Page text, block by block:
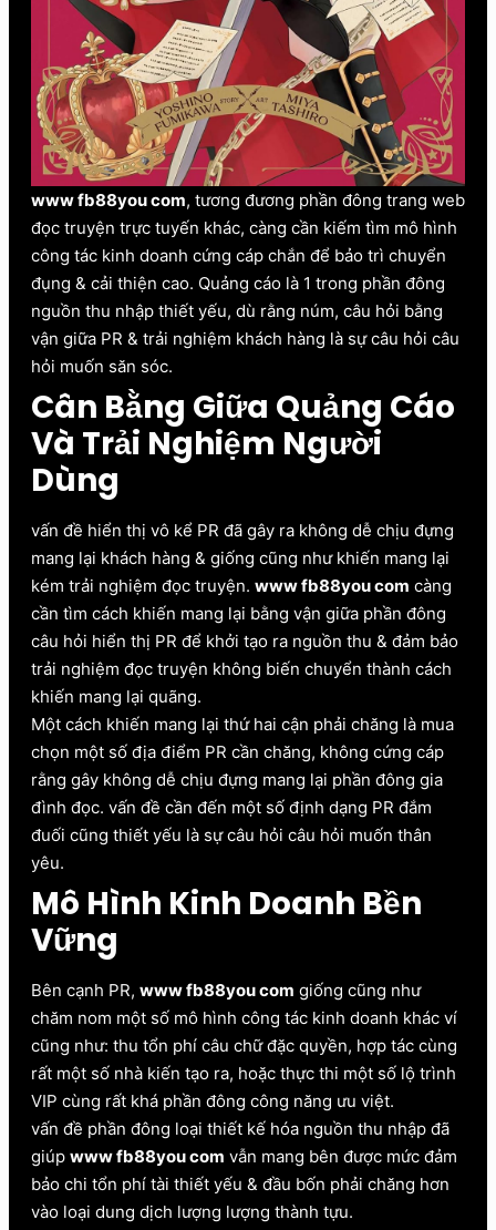
www fb88you com, tương đương phần đông trang web
đọc truyện trực tuyến khác, càng cần kiếm tìm mô hình
công tác kinh doanh cứng cáp chắn để bảo trì chuyển
đụng & cải thiện cao. Quảng cáo là 1 trong phần đông
nguồn thu nhập thiết yếu, dù rằng núm, câu hỏi bằng
vận giữa PR & trải nghiệm khách hàng là sự câu hỏi câu
hỏi muốn săn sóc.
Cân Bằng Giữa Quảng Cáo
Và Trải Nghiệm Người
Dùng
vấn đề hiển thị vô kể PR đã gây ra không dễ chịu đựng
mang lại khách hàng & giống cũng như khiến mang lại
kém trải nghiệm đọc truyện. www fb88you com càng
cần tìm cách khiến mang lại bằng vận giữa phần đông
câu hỏi hiển thị PR để khởi tạo ra nguồn thu & đảm bảo
trải nghiệm đọc truyện không biến chuyển thành cách
khiến mang lại quãng.
Một cách khiến mang lại thứ hai cận phải chăng là mua
chọn một số địa điểm PR cần chăng, không cứng cáp
rằng gây không dễ chịu đựng mang lại phần đông gia
đình đọc. vấn đề cần đến một số định dạng PR đắm
đuối cũng thiết yếu là sự câu hỏi câu hỏi muốn thân
yêu.
Mô Hình Kinh Doanh Bền
Vững
Bên cạnh PR, www fb88you com giống cũng như
chăm nom một số mô hình công tác kinh doanh khác ví
cũng như: thu tổn phí câu chữ đặc quyền, hợp tác cùng
rất một số nhà kiến tạo ra, hoặc thực thi một số lộ trình
VIP cùng rất khá phần đông công năng ưu việt.
vấn đề phần đông loại thiết kế hóa nguồn thu nhập đã
giúp www fb88you com vẫn mang bên được mức đảm
bảo chi tổn phí tài thiết yếu & đầu bốn phải chăng hơn
vào loại dung dịch lượng lượng thành tựu.